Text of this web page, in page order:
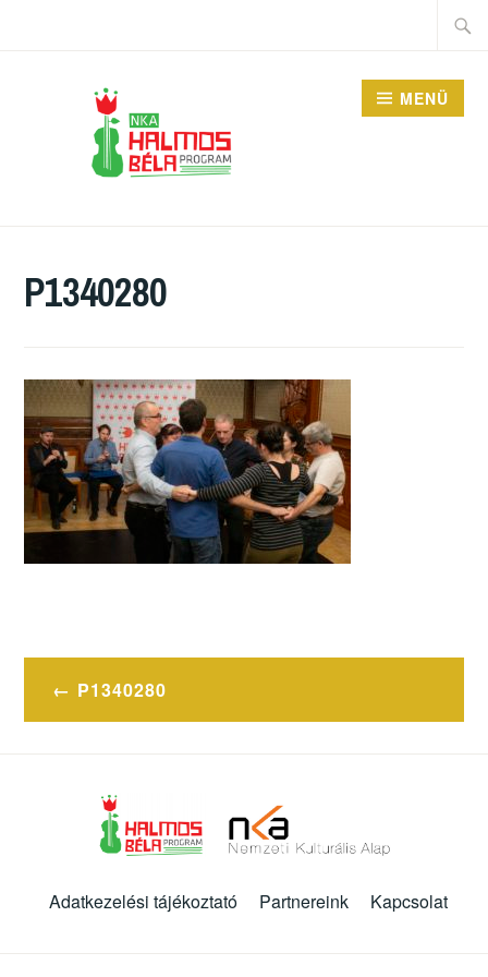
PROGRAM
MENÜ
P1340280
Bejegyzés
navigáció
P1340280
Adatkezelési tájékoztató Partnereink Kapcsolat